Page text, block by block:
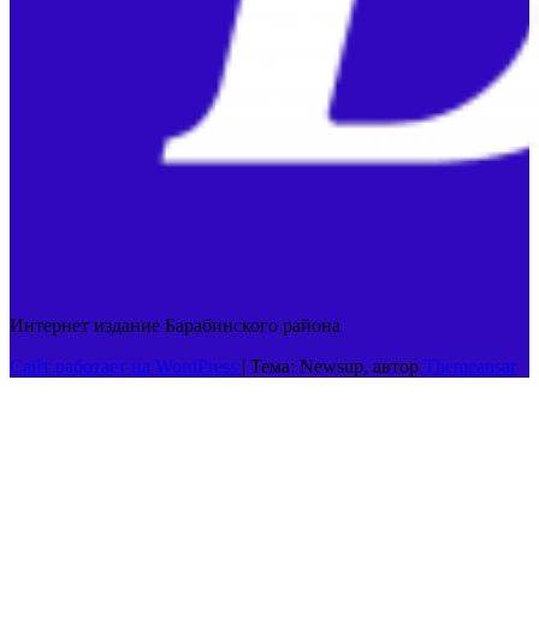
Интернет издание Барабинского района
Сайт работает на WordPress | Тема: Newsup, автор Themeansar